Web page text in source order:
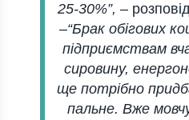
25-30%”, –
–“Брак обігових
підприємствам
сировину,
ще потрібно
пальне. Вже